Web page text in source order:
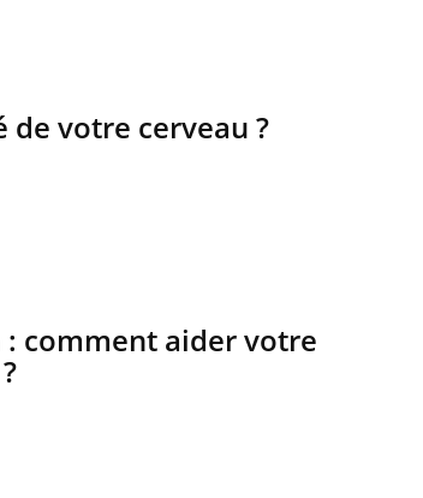
votre cerveau ?
: comment aider votre
moins de Mordue par une tique en